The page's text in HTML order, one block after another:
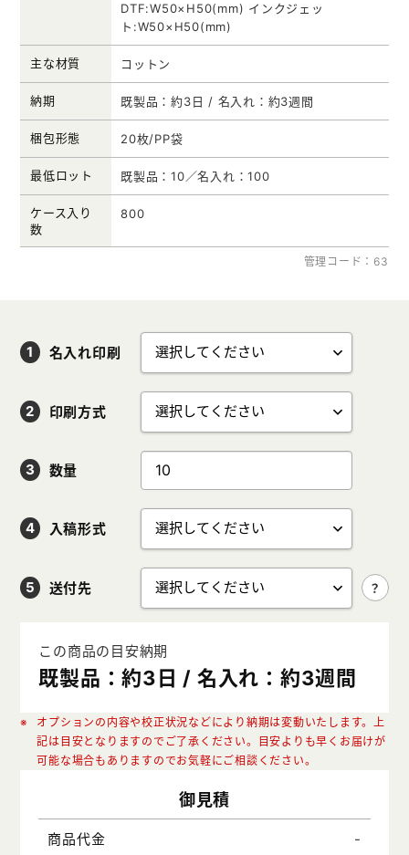
DTF:W50×H50(mm) インクジェッ
ト:W50×H50(mm)
主な材質 コットン
納期 既製品：約3日 / 名入れ：約3週間
梱包形態 20枚/PP袋
最低ロット 既製品：10／名入れ：100
ケース入り
数
800
管理コード：63
名入れ印刷
印刷方式
数量
入稿形式
送付先
この商品の目安納期
既製品：約3日 / 名入れ：約3週間
オプションの内容や校正状況などにより納期は変動いたします。上
記は目安となりますのでご了承ください。目安よりも早くお届けが
可能な場合もありますのでお気軽にご相談ください。
御見積
商品代金 -